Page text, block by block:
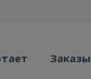
Заказы